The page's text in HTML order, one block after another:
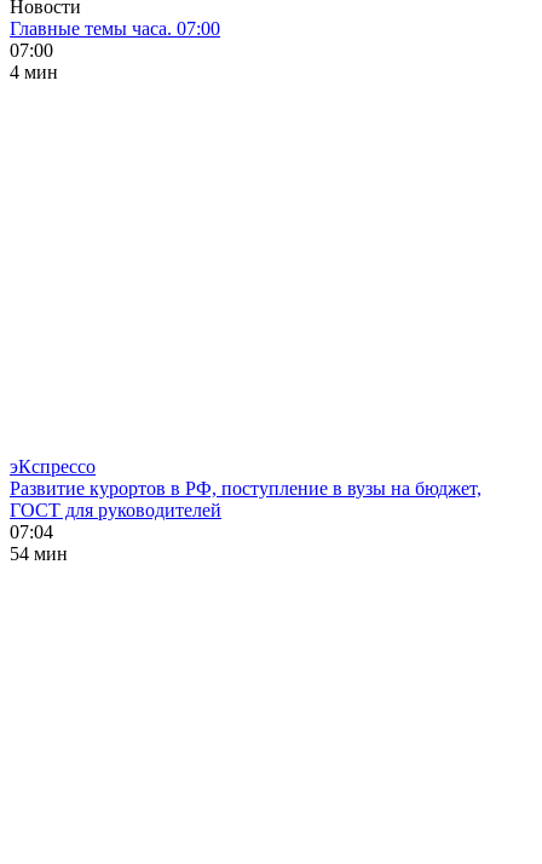
Новости
Главные темы часа. 07:00
07:00
4 мин
эКспрессо
Развитие курортов в РФ, поступление в вузы на бюджет,
ГОСТ для руководителей
07:04
54 мин